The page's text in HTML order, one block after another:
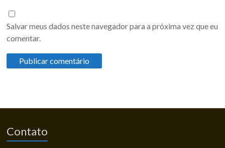
Salvar meus dados neste navegador para a próxima vez que eu
comentar.
Contato